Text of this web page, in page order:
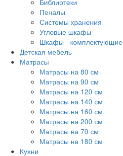
Библиотеки
Пеналы
Системы хранения
Угловые шкафы
Шкафы - комплектующие
Детская мебель
Матрасы
Матрасы на 80 см
Матрасы на 90 см
Матрасы на 120 см
Матрасы на 140 см
Матрасы на 160 см
Матрасы на 200 см
Матрасы на 70 см
Матрасы на 180 см
Кухни